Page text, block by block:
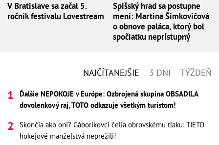
V Bratislave sa začal 5.
ročník festivalu Lovestream
Spišský hrad sa postupne
mení: Martina Šimkovičová
o obnove paláca, ktorý bol
spočiatku neprístupný
NAJČÍTANEJŠIE 3 DNI TÝŽDEŇ
Ďalšie NEPOKOJE v Európe: Ozbrojená skupina OBSADILA
dovolenkový raj, TOTO odkazuje všetkým turistom!
Skončia ako oni? Gáboríkovci čelia obrovskému tlaku: TIETO
hokejové manželstvá neprežili!